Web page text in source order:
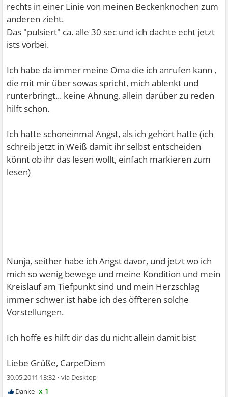
rechts in einer Linie von meinen Beckenknochen zum
anderen zieht.
Das "pulsiert" ca. alle 30 sec und ich dachte echt jetzt
ists vorbei.
Ich habe da immer meine Oma die ich anrufen kann ,
die mit mir über sowas spricht, mich ablenkt und
runterbringt... keine Ahnung, allein darüber zu reden
hilft schon.
Ich hatte schoneinmal Angst, als ich gehört hatte (ich
schreib jetzt in Weiß damit ihr selbst entscheiden
könnt ob ihr das lesen wollt, einfach markieren zum
lesen)
Nunja, seither habe ich Angst davor, und jetzt wo ich
mich so wenig bewege und meine Kondition und mein
Kreislauf am Tiefpunkt sind und mein Herzschlag
immer schwer ist habe ich des öffteren solche
Vorstellungen.
Ich hoffe es hilft dir das du nicht allein damit bist
Liebe Grüße, CarpeDiem
30.05.2011 13:32 •
x 1